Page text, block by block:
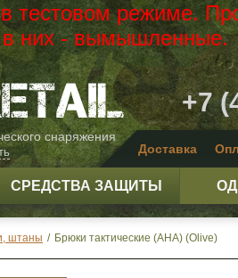
тестовом режиме.
них - вымышленные.
снаряжения
+7
Доставка
СРЕДСТВА ЗАЩИТЫ
штаны / Брюки тактические (АНА) (Olive)